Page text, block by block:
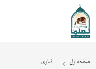
صفحہ اول فتاوی